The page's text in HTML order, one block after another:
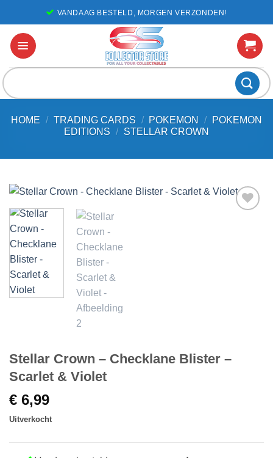
naar
inhoud
VANDAAG BESTELD, MORGEN VERZONDEN!
HOME / TRADING CARDS / POKEMON /
POKEMON
EDITIONS / STELLAR CROWN
Stellar Crown – Checklane Blister –
Scarlet & Violet
€ 6,99
Uitverkocht